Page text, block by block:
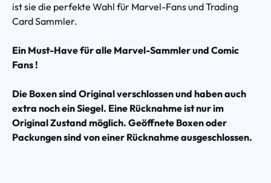
ist sie die perfekte Wahl für Marvel-Fans und Trading
Card Sammler.
Ein Must-Have für alle Marvel-Sammler und Comic
Fans !
Die Boxen sind Original verschlossen und haben auch
extra noch ein Siegel. Eine Rücknahme ist nur im
Original Zustand möglich. Geöffnete Boxen oder
Packungen sind von einer Rücknahme ausgeschlossen.